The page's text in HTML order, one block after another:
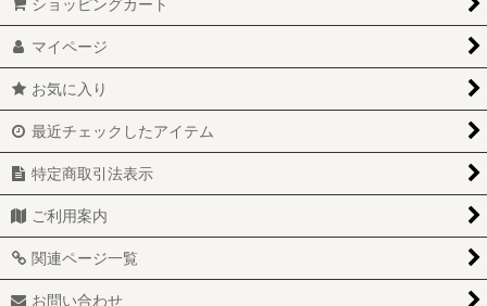
ショッピングカート
マイページ
お気に入り
最近チェックしたアイテム
特定商取引法表示
ご利用案内
関連ページ一覧
お問い合わせ